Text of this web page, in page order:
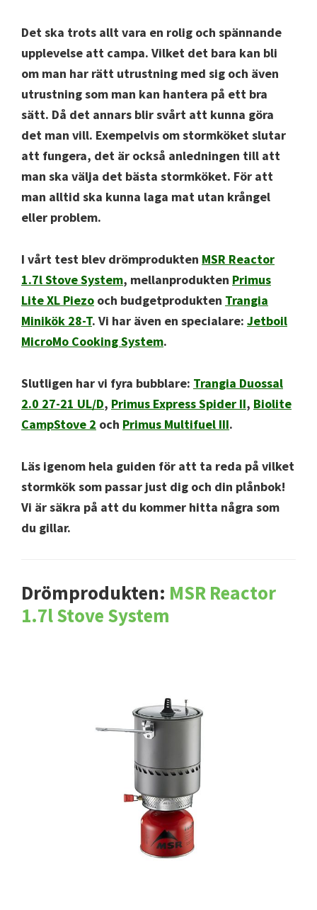
Det ska trots allt vara en rolig och spännande
upplevelse att campa. Vilket det bara kan bli
om man har rätt utrustning med sig och även
utrustning som man kan hantera på ett bra
sätt. Då det annars blir svårt att kunna göra
det man vill. Exempelvis om stormköket slutar
att fungera, det är också anledningen till att
man ska välja det bästa stormköket. För att
man alltid ska kunna laga mat utan krångel
eller problem.
I vårt test blev drömprodukten MSR Reactor
1.7l Stove System, mellanprodukten Primus
Lite XL Piezo och budgetprodukten Trangia
Minikök 28-T. Vi har även en specialare: Jetboil
MicroMo Cooking System.
Slutligen har vi fyra bubblare: Trangia Duossal
2.0 27-21 UL/D, Primus Express Spider II, Biolite
CampStove 2 och Primus Multifuel III.
Läs igenom hela guiden för att ta reda på vilket
stormkök som passar just dig och din plånbok!
Vi är säkra på att du kommer hitta några som
du gillar.
Drömprodukten: MSR Reactor
1.7l Stove System